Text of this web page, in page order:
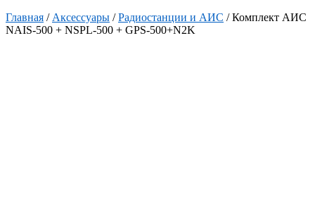
Главная / Аксессуары /Радиостанции и АИС / Комплект АИС
NAIS-500 + NSPL-500 + GPS-500+N2K